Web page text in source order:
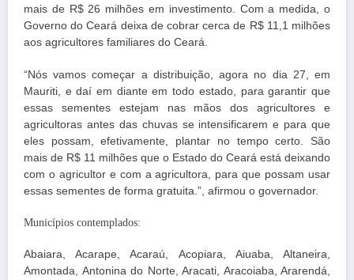
mais de R$ 26 milhões em investimento. Com a medida, o
Governo do Ceará deixa de cobrar cerca de R$ 11,1 milhões
aos agricultores familiares do Ceará.
“Nós vamos começar a distribuição, agora no dia 27, em
Mauriti, e daí em diante em todo estado, para garantir que
essas sementes estejam nas mãos dos agricultores e
agricultoras antes das chuvas se intensificarem e para que
eles possam, efetivamente, plantar no tempo certo. São
mais de R$ 11 milhões que o Estado do Ceará está deixando
com o agricultor e com a agricultora, para que possam usar
essas sementes de forma gratuita.”, afirmou o governador.
Municípios contemplados:
Abaiara, Acarape, Acaraú, Acopiara, Aiuaba, Altaneira,
Amontada, Antonina do Norte, Aracati, Aracoiaba, Ararendá,